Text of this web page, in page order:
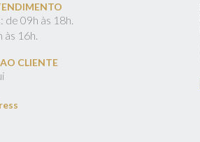
de 09h às 18h.
às 16h.
CLIENTE